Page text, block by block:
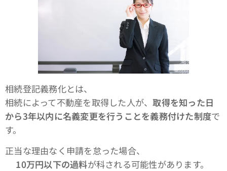
相続登記義務化とは、
相続によって不動産を取得した人が、取得を知った日
から3年以内に名義変更を行うことを義務付けた制度で
す。
正当な理由なく申請を怠った場合、
10万円以下の過料が科される可能性があります。